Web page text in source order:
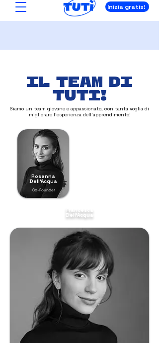
Inizia gratis!
il team di
Tutì!
Siamo un team giovane e appassionato, con tanta voglia di
migliorare l'esperienza dell'apprendimento!
Rosanna
Dell'Acqua
Co-Founder
Francesca
Dell'Acqua